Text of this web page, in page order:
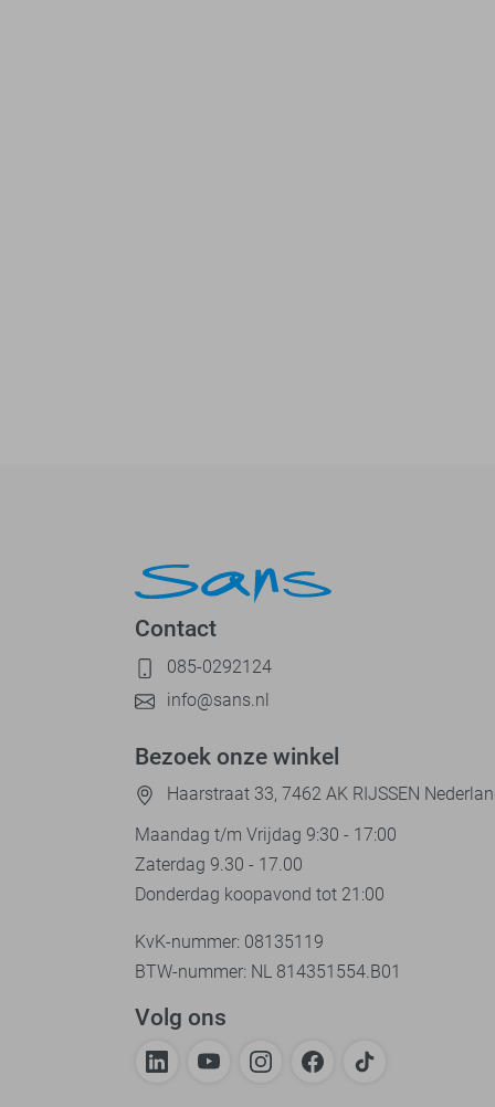
Contact
085-0292124
info@sans.nl
Bezoek onze winkel
Haarstraat 33, 7462 AK RIJSSEN
Maandag t/m Vrijdag 9:30 - 17:00
Zaterdag 9.30 - 17.00
Donderdag koopavond tot 21:00
KvK-nummer: 08135119
BTW-nummer: NL 814351554.B01
Volg ons